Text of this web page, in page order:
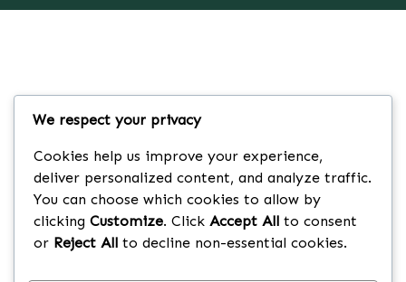
We respect your privacy
Cookies help us improve your experience,
deliver personalized content, and analyze traffic.
You can choose which cookies to allow by
clicking Customize. Click Accept All to consent
or Reject All to decline non-essential cookies.